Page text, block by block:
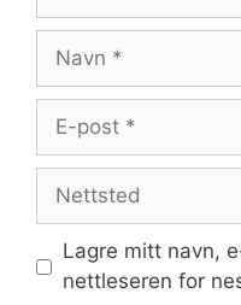
Navn
Nettsted
Lagre mitt navn,
nettleseren for